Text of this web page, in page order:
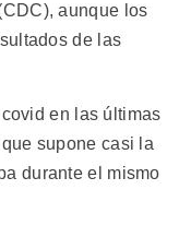
aunque los
de las
en las últimas
supone casi la
durante el mismo